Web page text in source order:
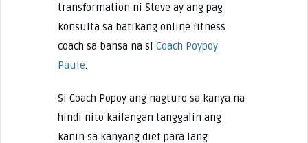
transformation ni Steve ay ang pag
konsulta sa batikang online fitness
coach sa bansa na si Coach Poypoy
Paule.
Si Coach Popoy ang nagturo sa kanya na
hindi nito kailangan tanggalin ang
kanin sa kanyang diet para lang